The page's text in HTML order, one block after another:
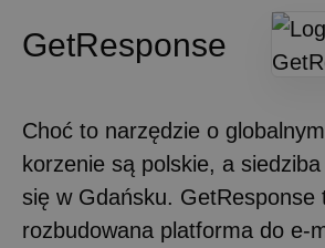
GetResponse
Choć to narzędzie o
korzenie są polskie, a siedziba
się w Gdańsku. GetResponse
rozbudowana platforma do e-